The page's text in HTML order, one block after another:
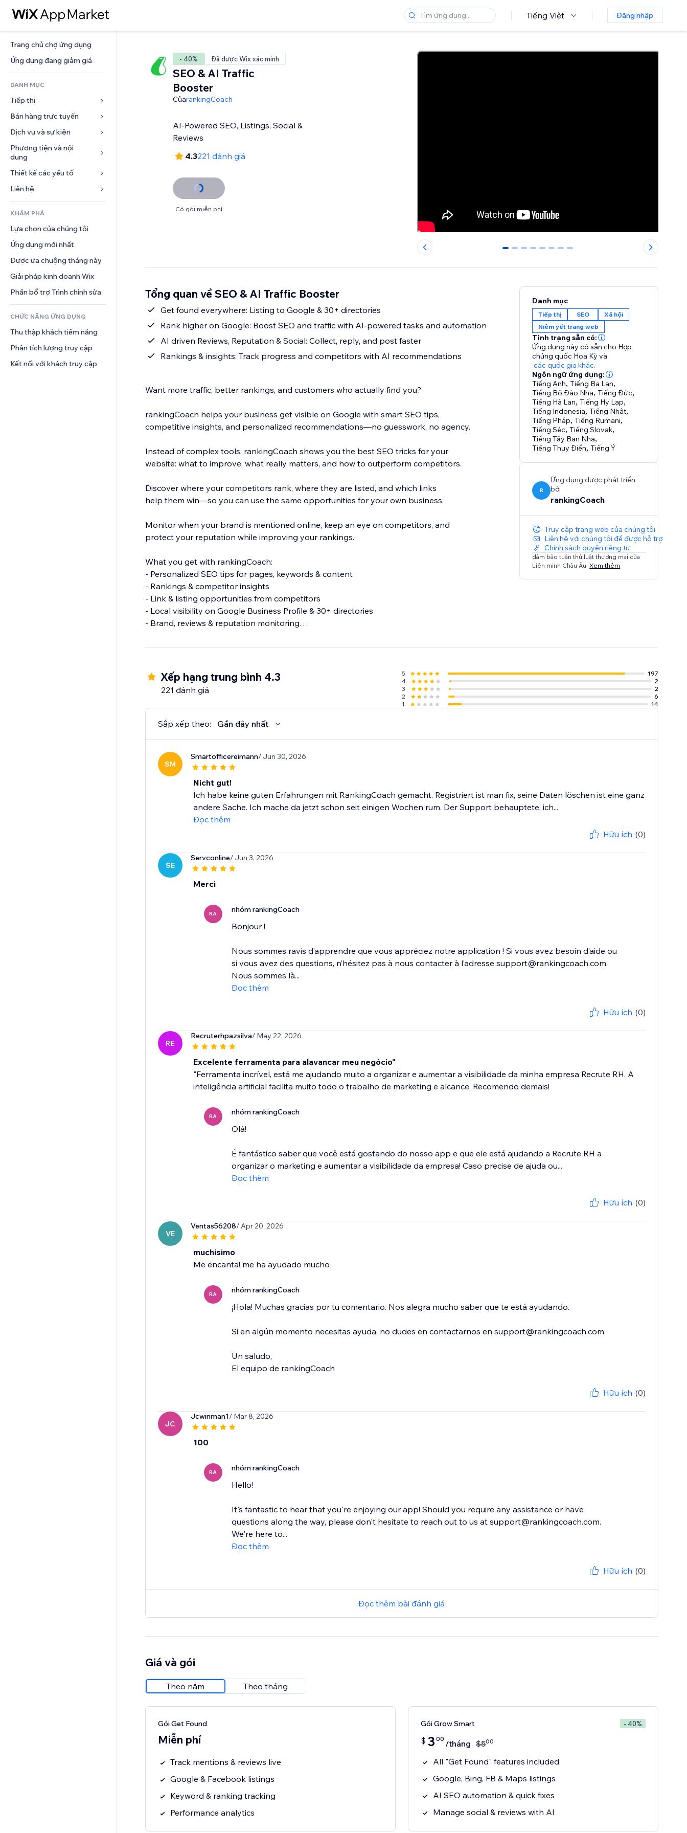
Tiếng Việt Đăng nhập
Trang chủ chợ ứng dụng
Ứng dụng đang giảm giá
DANH MỤC
Tiếp thị
Quảng cáo
Di động
Phân tích
Xã hội
SEO
Tương tác
Niêm yết trang web
Email
Hội thoại
Bán hàng trực tuyến
Ứng dụng cho Cửa hàng
Vận chuyển và Giao hàng
Nút bán hàng
Khóa học trực tuyến
In theo yêu cầu
Kế toán
Phiếu giảm giá và khách hàng
trung thành
Giải pháp kho bãi
chuyển
Định giá và gói đăng ký
Gọi vốn cộng đồng
Đồ ăn và thức uống
Dịch vụ và sự kiện
Khách sạn
Sự kiện
Nhà hàng
Bất động sản
Phương tiện và nội
dung
Bộ sưu tập ảnh
Âm nhạc
Tệp phát thanh
Nhiếp ảnh
Video
PDF
Chia sẻ tệp
Tin tức
Dịch vụ nội dung
Thiết kế các yếu tố
Bản đồ và dẫn đường
Quyền riêng tư và bảo mật
Đồng hồ
Mẫu trang
Hiệu ứng hình ảnh
Nút và menu
Biểu ngữ và Huy hiệu
Máy tính
Tìm kiếm
Thời tiết
Bảng biểu
Mẫu
Thăm dò ý kiến
Trò chuyện
Bình luận
Điện thoại
Cộng đồng
Đánh giá và chứng thực
Quản lý quan hệ khách hàng
KHÁM PHÁ
Lựa chọn của chúng tôi
Ứng dụng mới nhất
Được ưa chuộng tháng này
Giải pháp kinh doanh Wix
Phần bổ trợ Trình chỉnh sửa
CHỨC NĂNG ỨNG DỤNG
Thu thập khách tiềm năng
Phân tích lượng truy cập
Kết nối với khách truy cập
- 40% Đã được Wix xác minh
SEO & AI Traffic
Booster
CủarankingCoach
AI-Powered SEO, Listings, Social &
Reviews
4.3221 đánh giá
Có gói miễn phí
0 1 2 3 4 5 6 7
Tổng quan về SEO & AI Traffic Booster
Get found everywhere: Listing to Google & 30+ directories
Rank higher on Google: Boost SEO and traffic with AI-powered tasks and automation
AI driven Reviews, Reputation & Social: Collect, reply, and post faster
Rankings & insights: Track progress and competitors with AI recommendations
Want more traffic, better rankings, and customers who actually find you?
rankingCoach helps your business get visible on Google with smart SEO tips,
competitive insights, and personalized recommendations—no guesswork, no agency.
Instead of complex tools, rankingCoach shows you the best SEO tricks for your
website: what to improve, what really matters, and how to outperform competitors.
Discover where your competitors rank, where they are listed, and which links
help them win—so you can use the same opportunities for your own business.
Monitor when your brand is mentioned online, keep an eye on competitors, and
protect your reputation while improving your rankings.
What you get with rankingCoach:
- Personalized SEO tips for pages, keywords & content
- Rankings & competitor insights
- Link & listing opportunities from competitors
- Local visibility on Google Business Profile & 30+ directories
- Brand, reviews & reputation monitoring
next.
Trusted by millions of small businesses worldwide.
40+ international awards. No agency required.
Danh mục
Tiếp thị SEO
Xã hội
Niêm yết trang web
Tình trạng sẵn có:
Ứng dụng này có sẵn cho Hợp
chủng quốc Hoa Kỳ và
các quốc gia khác.
Ngôn ngữ ứng dụng:
Tiếng Anh,Tiếng Ba Lan,
Tiếng Bồ Đào Nha,Tiếng Đức,
Tiếng Hà Lan,Tiếng Hy Lạp,
Tiếng Indonesia,Tiếng Nhật,
Tiếng Pháp,Tiếng Rumani,
Tiếng Séc,Tiếng Slovak,
Tiếng Tây Ban Nha,
Tiếng Thụy Điển,Tiếng Ý
R
Ứng dụng được phát triển
bởi
rankingCoach
Truy cập trang web của chúng tôi
Liên hệ với chúng tôi để được hỗ trợ
Chính sách quyền riêng tư
đảm bảo tuân thủ luật thương mại của
Liên minh Châu Âu. Xem thêm
Xếp hạng trung bình 4.3
221 đánh giá
5
197
4
2
3
2
2
6
1
14
Sắp xếp theo: Gần đây nhất
SM
Smartofficereimann/ Jun 30, 2026
Nicht gut!
Ich habe keine guten Erfahrungen mit RankingCoach gemacht. Registriert ist man fix, seine Daten löschen ist eine ganz
andere Sache. Ich mache da jetzt schon seit einigen Wochen rum. Der Support behauptete, ich...
Đọc thêm
Hữu ích (0)
SE
Servconline/ Jun 3, 2026
Merci
RA nhóm rankingCoach
Bonjour !
Nous sommes ravis d’apprendre que vous appréciez notre application ! Si vous avez besoin d’aide ou
si vous avez des questions, n’hésitez pas à nous contacter à l’adresse support@rankingcoach.com.
Nous sommes là...
Đọc thêm
Hữu ích (0)
RE
Recruterhpazsilva/ May 22, 2026
Excelente ferramenta para alavancar meu negócio"
"Ferramenta incrível, está me ajudando muito a organizar e aumentar a visibilidade da minha empresa Recrute RH. A
inteligência artificial facilita muito todo o trabalho de marketing e alcance. Recomendo demais!
RA nhóm rankingCoach
Olá!
É fantástico saber que você está gostando do nosso app e que ele está ajudando a Recrute RH a
organizar o marketing e aumentar a visibilidade da empresa! Caso precise de ajuda ou...
Đọc thêm
Hữu ích (0)
VE
Ventas56208/ Apr 20, 2026
muchisimo
Me encanta! me ha ayudado mucho
RA nhóm rankingCoach
¡Hola! Muchas gracias por tu comentario. Nos alegra mucho saber que te está ayudando.
Si en algún momento necesitas ayuda, no dudes en contactarnos en support@rankingcoach.com.
Un saludo,
El equipo de rankingCoach
Hữu ích (0)
JC
Jcwinman1/ Mar 8, 2026
100
RA nhóm rankingCoach
Hello!
It's fantastic to hear that you're enjoying our app! Should you require any assistance or have
questions along the way, please don't hesitate to reach out to us at support@rankingcoach.com.
We're here to...
Đọc thêm
Hữu ích (0)
Đọc thêm bài đánh giá
Giá và gói
Theo năm Theo tháng
Gói Get Found
Miễn phí
Track mentions & reviews live
Google & Facebook listings
Keyword & ranking tracking
Performance analytics
Gói Grow Smart - 40%
$ 3 00 /tháng $500
All "Get Found" features included
Google, Bing, FB & Maps listings
AI SEO automation & quick fixes
Manage social & reviews with AI